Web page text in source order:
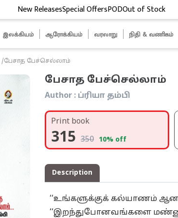
New ReleasesSpecial OffersPODOut of Stock
இலக்கியம் ஆரோக்கியம் வரலாறு நிதி & வணிகம்
/பேசாத பேச்செல்லாம்
பேசாத பேச்செல்லாம்
Author : ப்ரியா தம்பி
Print book
315 350 10% off
Description
‘‘உங்களுக்குக் கல்யாணம்
‘‘இறந்துபோனவங்களை